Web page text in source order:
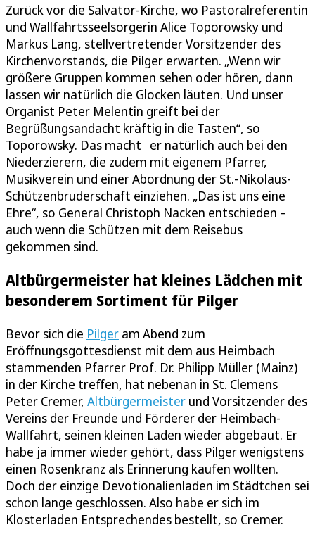
Zurück vor die Salvator-Kirche, wo Pastoralreferentin
und Wallfahrtsseelsorgerin Alice Toporowsky und
Markus Lang, stellvertretender Vorsitzender des
Kirchenvorstands, die Pilger erwarten. „Wenn wir
größere Gruppen kommen sehen oder hören, dann
lassen wir natürlich die Glocken läuten. Und unser
Organist Peter Melentin greift bei der
Begrüßungsandacht kräftig in die Tasten“, so
Toporowsky. Das macht er natürlich auch bei den
Niederzierern, die zudem mit eigenem Pfarrer,
Musikverein und einer Abordnung der St.-Nikolaus-
Schützenbruderschaft einziehen. „Das ist uns eine
Ehre“, so General Christoph Nacken entschieden –
auch wenn die Schützen mit dem Reisebus
gekommen sind.
Altbürgermeister hat kleines Lädchen mit
besonderem Sortiment für Pilger
Bevor sich die Pilger am Abend zum
Eröffnungsgottesdienst mit dem aus Heimbach
stammenden Pfarrer Prof. Dr. Philipp Müller (Mainz)
in der Kirche treffen, hat nebenan in St. Clemens
Peter Cremer, Altbürgermeister und Vorsitzender des
Vereins der Freunde und Förderer der Heimbach-
Wallfahrt, seinen kleinen Laden wieder abgebaut. Er
habe ja immer wieder gehört, dass Pilger wenigstens
einen Rosenkranz als Erinnerung kaufen wollten.
Doch der einzige Devotionalienladen im Städtchen sei
schon lange geschlossen. Also habe er sich im
Klosterladen Entsprechendes bestellt, so Cremer.